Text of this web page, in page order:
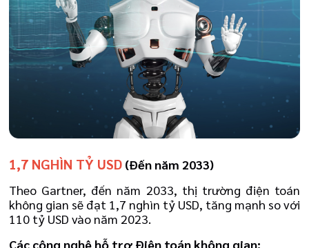
1,7 NGHÌN TỶ USD (Đến năm 2033)
Theo Gartner, đến năm 2033, thị trường điện toán
không gian sẽ đạt 1,7 nghìn tỷ USD, tăng mạnh so với
110 tỷ USD vào năm 2023.
Các công nghệ hỗ trợ Điện toán không gian: